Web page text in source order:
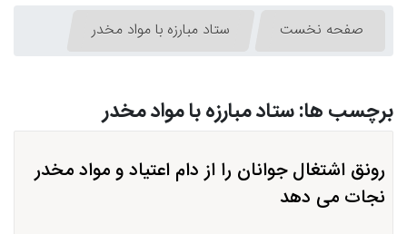
صفحه نخست ستاد مبارزه با مواد مخدر
برچسب ها: ستاد مبارزه با مواد مخدر
رونق اشتغال جوانان را از دام اعتیاد و مواد مخدر
نجات می دهد